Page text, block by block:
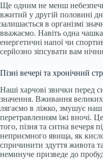
Ще одним не менш
вжитий у другій половині
залишається в організмі
вважаємо. Навіть одна
енергетичні напої чи
серйозно зіпсувати вам
Пізні вечері та хронічний
Наші харчові звички перед
значення. Вживання великих
лягаємо в ліжко, змушує
перетравленням їжі вночі.
того, пізня та ситна вечеря
неприємного явища, як
спричинити здуття живота
неминуче призведе до